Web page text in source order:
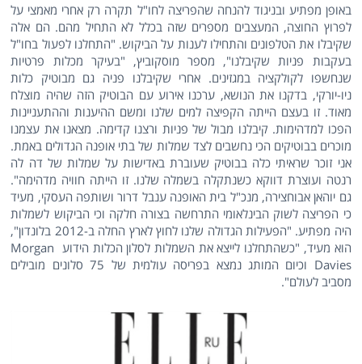
באופן מפתיע ובניגוד להנחה שהפריצה לחו"ל תקרה רק אחרי מאמצי על
לפרוץ החוצה, המעצבים מספרים שזה בכלל לא התחיל מהם. הם אלה
שקיבלו את הטלפונים והתחילו לענות על הביקוש. "התחלנו לפעול בחו"ל
בעקבות פניות שקיבלנו", מספר מוסקוביץ, "בעיקר מכלות פרטיות
שנחשפו לקולקציה במגזינים. אחרי שקיבלנו פניה גם מבוטיק כלות
ניו-יורקי, בדקנו את הנושא, ערכנו אירוע עם הבוטיק הזה שהיה מוצלח
מאוד. זו בעצם הייתה הקפיצה למים שלנו ומשם ההיענות וההתעניינות
הפכו למדהימות. קיבלנו מבול של פניות ורצנו קדימה. מצאנו את עצמנו
מוכרים בבוטיקים הכי נחשבים לצד שמלות של בתי אופנה הגדולים באמת.
אני זוכר שראיתי כלה בבוטיק שעוברת באדישות על שמלות של דה לה
רנטה ועוצרת דווקא כשנתקלה בשמלה שלנו. זו הייתה חוויה מדהימה".
גם יוהאן אבוחצירה, מנכ"ל בית האופנה ענבל דרור ושותפה העסקי, מעיד
כי הפריצה לשוק הבינלאומי התרחשה בצורה חלקה וכי הביקוש לשמלות
היה מפתיע. "הפעילות הגדולה שלנו לחוץ לארץ החלה ב-2012 בלונדון",
הוא מעיד, "כשהתחלנו לייצא את השמלות לסלון הכלות הידוע Morgan
Davies וכיום המותג נמצא בפריסה עולמית של 75 סלונים מובילים
מסביב לעולם".